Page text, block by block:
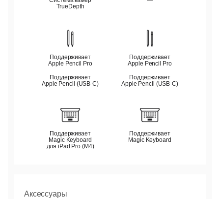
TrueDepth
Поддерживает
Apple Pencil Pro
Поддерживает
Apple Pencil (USB‑C)
Поддерживает
Apple Pencil Pro
Поддерживает
Apple Pencil (USB‑C)
Поддерживает
Magic Keyboard
для iPad Pro (M4)
Поддерживает
Magic Keyboard
Аксессуары